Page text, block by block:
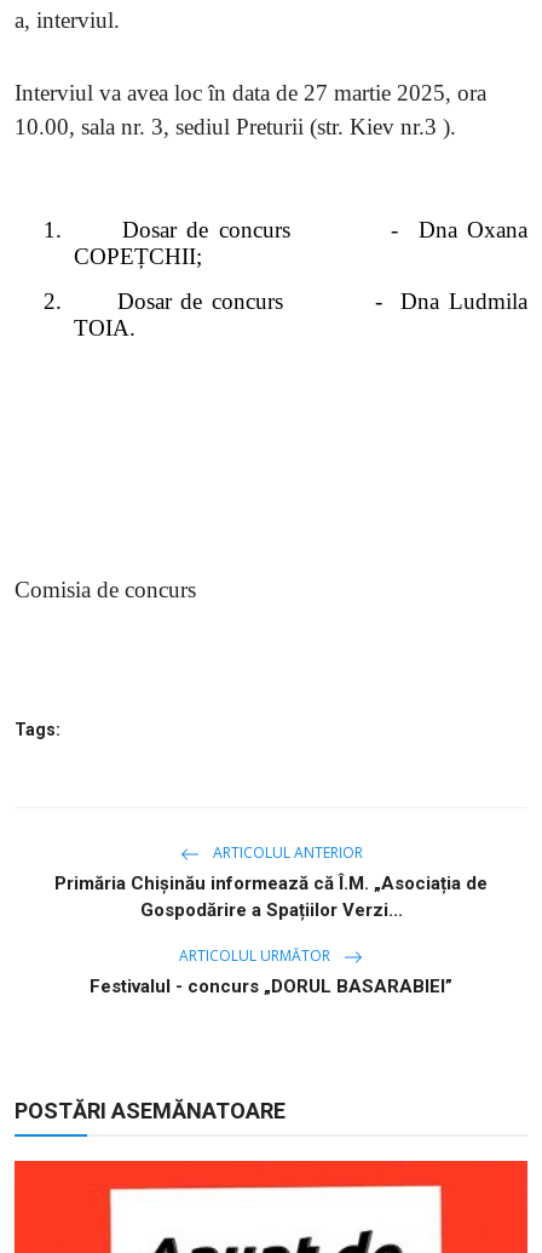
a, interviul.
Interviul va avea loc în data de 27 martie 2025, ora
10.00, sala nr. 3, sediul Preturii (str. Kiev nr.3 ).
1. Dosar de concurs -
Dna Oxana
COPEȚCHII;
2.
Dosar de concurs -
Dna Ludmila
TOIA.
Comisia de concurs
Tags:
ARTICOLUL ANTERIOR
Primăria Chișinău informează că Î.M. „Asociația de
Gospodărire a Spațiilor Verzi...
ARTICOLUL URMĂTOR
Festivalul - concurs „DORUL BASARABIEI”
POSTĂRI ASEMĂNATOARE